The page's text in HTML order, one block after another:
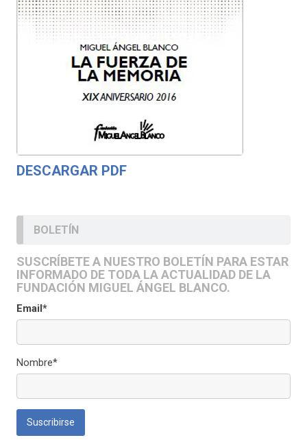
DESCARGAR PDF
BOLETÍN
SUSCRÍBETE A NUESTRO BOLETÍN PARA ESTAR
INFORMADO DE TODA LA ACTUALIDAD DE LA
FUNDACIÓN MIGUEL ÁNGEL BLANCO.
Email*
Nombre*